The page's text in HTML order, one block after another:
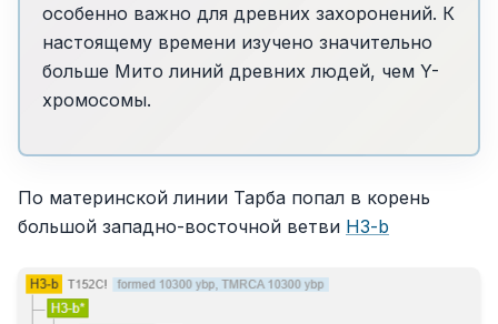
особенно важно для древних захоронений. К
настоящему времени изучено значительно
больше Мито линий древних людей, чем Y-
хромосомы.
По материнской линии Тарба попал в корень
большой западно-восточной ветви H3-b